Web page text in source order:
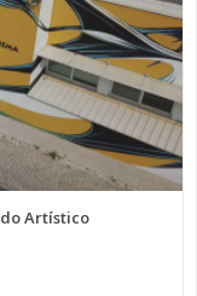
Artístico